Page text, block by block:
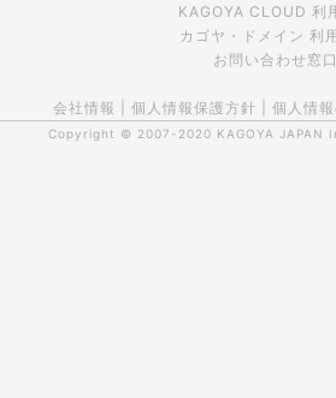
KAGOYA CLOUD 利
カゴヤ・ドメイン 利
お問い合わせ窓口
会社情報 個人情報保護方針 個人情
Copyright © 2007-2020 KAGOYA JAPAN